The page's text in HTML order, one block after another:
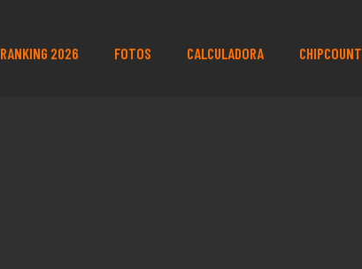
RANKING 2026 FOTOS CALCULADORA CHIPCOUNT